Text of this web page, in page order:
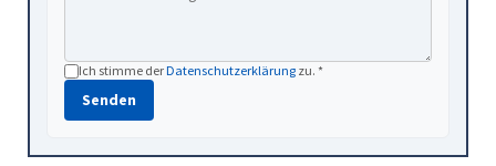
Ich stimme derDatenschutzerklärung zu. *
Senden